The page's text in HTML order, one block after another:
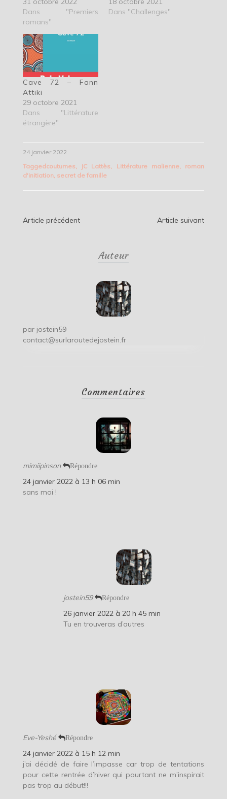
Dans "Premiers
romans"
Dans "Challenges"
Cave 72 – Fann
Attiki
29 octobre 2021
Dans "Littérature
étrangère"
24 janvier 2022
Taggedcoutumes, JC Lattès, Littérature malienne, roman
d'initiation, secret de famille
Navigation
Article précédent Article suivant
Auteur
par jostein59
contact@surlaroutedejostein.fr
Commentaires
mimiipinson Répondre
24 janvier 2022 à 13 h 06 min
sans moi !
jostein59 Répondre
26 janvier 2022 à 20 h 45 min
Tu en trouveras d’autres
Eve-Yeshé Répondre
24 janvier 2022 à 15 h 12 min
j’ai décidé de faire l’impasse car trop de tentations
pour cette rentrée d’hiver qui pourtant ne m’inspirait
pas trop au début!!!